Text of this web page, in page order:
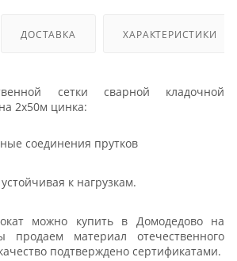
ДОСТАВКА ХАРАКТЕРИСТИКИ
сетки сварной кладочной
2х50м цинка:
соединения прутков
к нагрузкам.
можно купить в Домодедово на
материал отечественного
подтверждено сертификатами.